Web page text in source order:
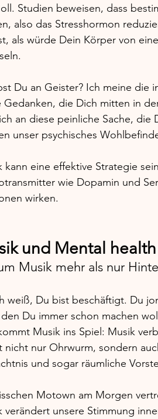
Studien beweisen, dass
also das Stresshormon
als würde Dein Körper von
Du an Geister? Ich meine die
Gedanken, die Dich mitten in
an diese peinliche Sache, die
unser psychisches
kann eine effektive Strategie
wie Dopamin und
wirken.
und Mental health
Musik mehr als nur
weiß, Du bist beschäftigt. Du
den Du immer schon machen
Musik ins Spiel: Musik
nicht nur Ohrwurm, sondern
und sogar räumliche
Motown am Morgen
verändert unsere Stimmung